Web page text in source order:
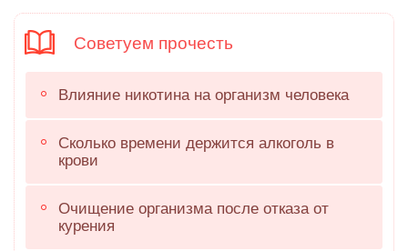
Советуем прочесть
Влияние никотина на организм человека
Сколько времени держится алкоголь в
крови
Очищение организма после отказа от
курения